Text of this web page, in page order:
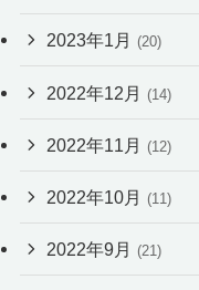
2023年1月 (20)
2022年12月 (14)
2022年11月 (12)
2022年10月 (11)
2022年9月 (21)